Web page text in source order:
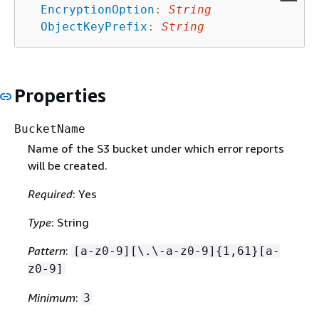
EncryptionOption :
String
ObjectKeyPrefix : String
Properties
BucketName
Name of the S3 bucket under which error reports
will be created.
Required: Yes
Type: String
Pattern: [a-z0-9][\.\-a-z0-9] { 1,61}[a-
z0-9]
Minimum: 3